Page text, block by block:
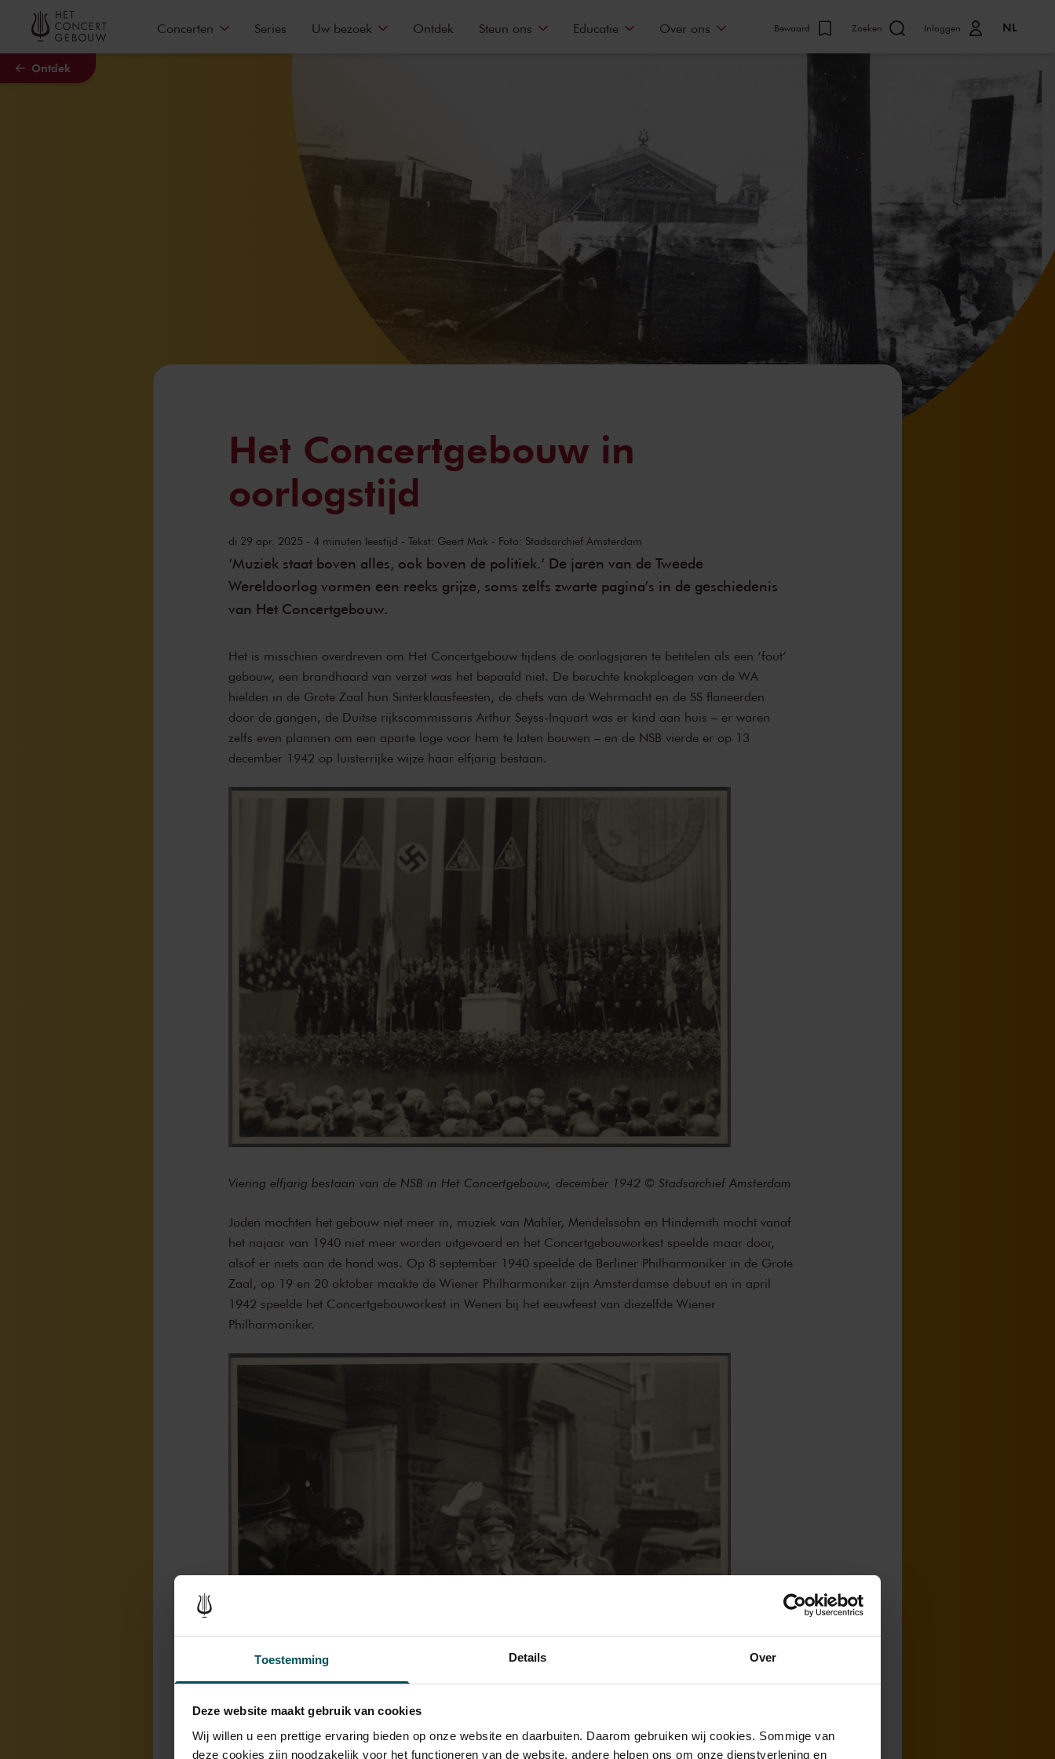
Toestemming Details Over
Deze website maakt gebruik van cookies
Wij willen u een prettige ervaring bieden op onze website en daarbuiten. Daarom gebruiken wij cookies. Sommige van
deze cookies zijn noodzakelijk voor het functioneren van de website, andere helpen ons om onze dienstverlening en
Naar hoofdcontent
Ontdek
Concerten Series Uw bezoek Ontdek Steun ons Educatie Over ons Bewaard Zoeken Inloggen NL
Het Concertgebouw in
oorlogstijd
di 29 apr. 2025 - 4 minuten leestijd - Tekst: Geert Mak - Foto: Stadsarchief Amsterdam
‘Muziek staat boven alles, ook boven de politiek.’ De jaren van de Tweede
Wereldoorlog vormen een reeks grijze, soms zelfs zwarte pagina’s in de geschiedenis
van Het Concertgebouw.
Het is misschien overdreven om Het Concertgebouw tijdens de oorlogsjaren te betitelen als een ‘fout’
gebouw, een brandhaard van verzet was het bepaald niet. De beruchte knokploegen van de WA
hielden in de Grote Zaal hun Sinterklaasfeesten, de chefs van de Wehrmacht en de SS flaneerden
door de gangen, de Duitse rijkscommissaris Arthur Seyss-Inquart was er kind aan huis – er waren
zelfs even plannen om een aparte loge voor hem te laten bouwen – en de NSB vierde er op 13
december 1942 op luisterrijke wijze haar elfjarig bestaan.
Viering elfjarig bestaan van de NSB in Het Concertgebouw, december 1942 © Stadsarchief Amsterdam
Joden mochten het gebouw niet meer in, muziek van Mahler, Mendelssohn en Hindemith mocht vanaf
het najaar van 1940 niet meer worden uitgevoerd en het Concertgebouworkest speelde maar door,
alsof er niets aan de hand was. Op 8 september 1940 speelde de Berliner Philharmoniker in de Grote
Zaal, op 19 en 20 oktober maakte de Wiener Philharmoniker zijn Amsterdamse debuut en in april
1942 speelde het Concertgebouworkest in Wenen bij het eeuwfeest van diezelfde Wiener
Philharmoniker.
Rijkscommissaris Arthur Seyss-Inquart brengt de Hitlergroet bij het verlaten van Het Concertgebouw